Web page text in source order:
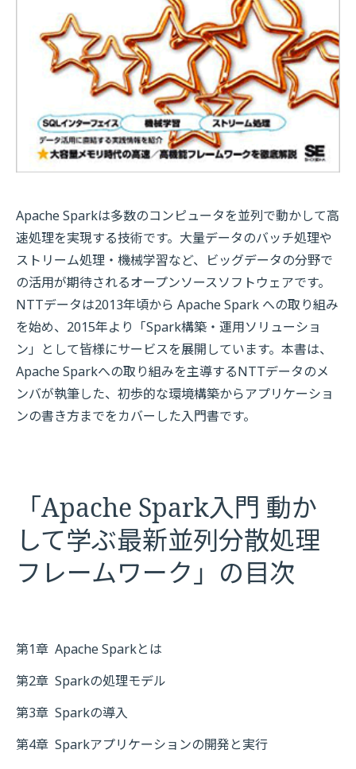
Apache Sparkは多数のコンピュータを並列で動かして高
速処理を実現する技術です。大量データのバッチ処理や
ストリーム処理・機械学習など、ビッグデータの分野で
の活用が期待されるオープンソースソフトウェアです。
NTTデータは2013年頃から Apache Spark への取り組み
を始め、2015年より「Spark構築・運用ソリューショ
ン」として皆様にサービスを展開しています。本書は、
Apache Sparkへの取り組みを主導するNTTデータのメ
ンバが執筆した、初歩的な環境構築からアプリケーショ
ンの書き方までをカバーした入門書です。
「Apache Spark入門 動か
して学ぶ最新並列分散処理
フレームワーク」の目次
第1章 Apache Sparkとは
第2章 Sparkの処理モデル
第3章 Sparkの導入
第4章 Sparkアプリケーションの開発と実行